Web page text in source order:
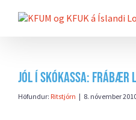
beint
Jól í skókassa: Frábær
Höfundur: Ritstjórn | 8. nóvember